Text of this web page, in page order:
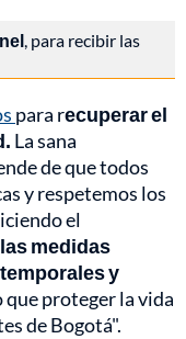
, para recibir las
para recuperar el
La sana
de que todos
y respetemos los
el
las medidas
y
proteger la vida
de Bogotá".